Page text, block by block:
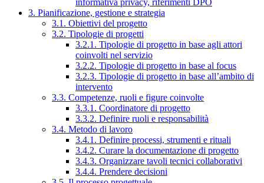
informativa privacy, riferimenti DPO
3. Pianificazione, gestione e strategia
3.1. Obiettivi del progetto
3.2. Tipologie di progetti
3.2.1. Tipologie di progetto in base agli attori
coinvolti nel servizio
3.2.2. Tipologie di progetto in base al focus
3.2.3. Tipologie di progetto in base all’ambito di
intervento
3.3. Competenze, ruoli e figure coinvolte
3.3.1. Coordinatore di progetto
3.3.2. Definire ruoli e responsabilità
3.4. Metodo di lavoro
3.4.1. Definire processi, strumenti e rituali
3.4.2. Curare la documentazione di progetto
3.4.3. Organizzare tavoli tecnici collaborativi
3.4.4. Prendere decisioni